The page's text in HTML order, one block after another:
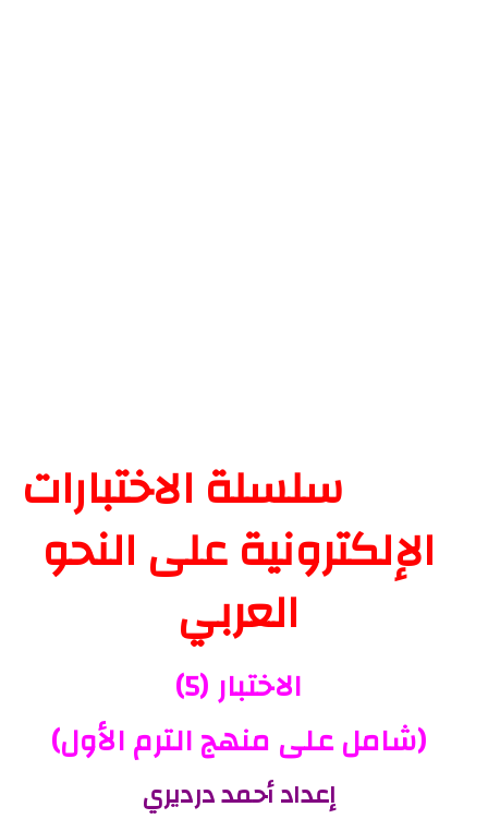
سلسلة الاختبارات
الإلكترونية على النحو
العربي
الاختبار (5)
(شامل على منهج الترم الأول)
إعداد أحمد درديري